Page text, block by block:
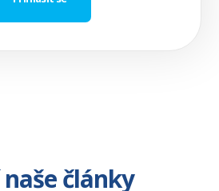
naše články